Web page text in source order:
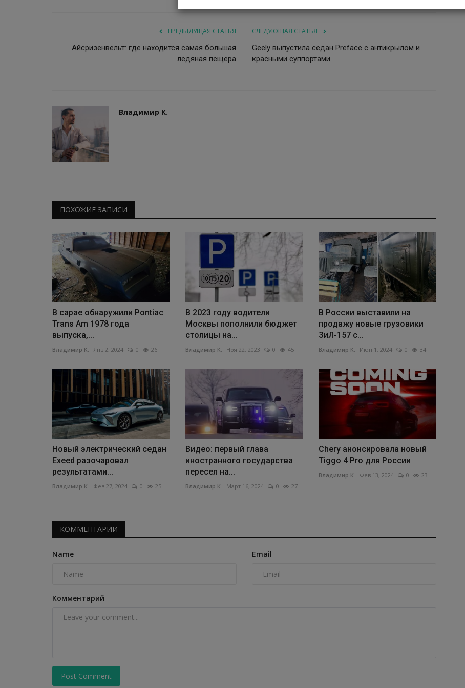
ПРЕДЫДУЩАЯ СТАТЬЯ
Айсризенвельт: где находится самая большая
ледяная пещера
СЛЕДУЮЩАЯ СТАТЬЯ
Geely выпустила седан Preface с антикрылом и
красными суппортами
Владимир К.
ПОХОЖИЕ ЗАПИСИ
В сарае обнаружили Pontiac
Trans Am 1978 года
выпуска,...
Владимир К. Янв 2, 2024 0 26
В 2023 году водители
Москвы пополнили бюджет
столицы на...
Владимир К. Ноя 22, 2023 0 45
В России выставили на
продажу новые грузовики
ЗиЛ-157 с...
Владимир К. Июн 1, 2024 0 34
Новый электрический седан
Exeed разочаровал
результатами...
Владимир К. Фев 27, 2024 0 25
Видео: первый глава
иностранного государства
пересел на...
Владимир К. Март 16, 2024 0 27
Chery анонсировала новый
Tiggo 4 Pro для России
Владимир К. Фев 13, 2024 0 23
КОММЕНТАРИИ
Name Email
Комментарий
Post Comment